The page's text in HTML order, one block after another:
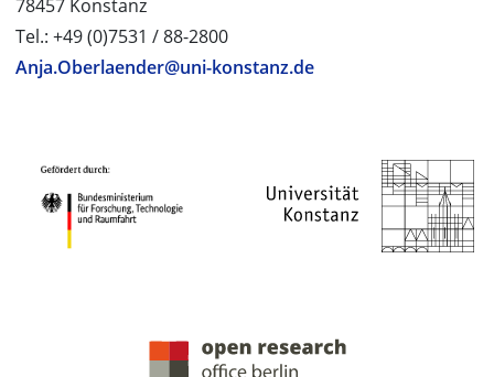
78457 Konstanz
Tel.: +49 (0)7531 / 88-2800
Anja.Oberlaender@uni-konstanz.de